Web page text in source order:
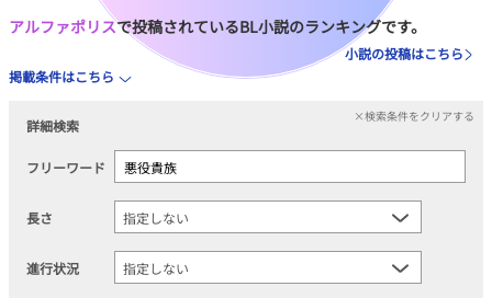
アルファポリスで投稿されているBL小説のランキングです。
小説の投稿はこちら
掲載条件はこちら
詳細検索
×検索条件をクリアする
フリーワード
長さ
進行状況